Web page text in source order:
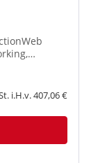
Reporting
S...
i.H.v. 407,06 €